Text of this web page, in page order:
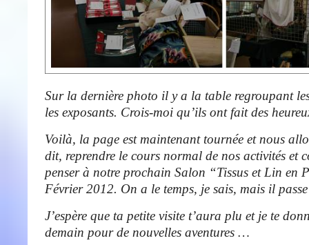
Sur la dernière photo il y a la table regroupant
les exposants. Crois-moi qu’ils ont fait des
Voilà, la page est maintenant tournée et nous
dit, reprendre le cours normal de nos activités et
penser à notre prochain Salon “Tissus et Lin en
Février 2012. On a le temps, je sais, mais il
J’espère que ta petite visite t’aura plu et je te
demain pour de nouvelles aventures …